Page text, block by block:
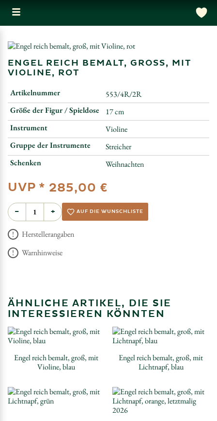
ENGEL REICH BEMALT, GROSS, MIT V
IOLINE, ROT
Artikelnummer
553/4R/2R
Größe der Figur / Spieldose
17 cm
Instrument
Violine
Gruppe der Instrumente
Streicher
Schenken
Weihnachten
UVP * 285,00 €
− + AUF DIE WUNSCHLISTE
Herstellerangaben
Warnhinweise
ÄHNLICHE ARTIKEL, DIE SIE
INTERESSIEREN KÖNNTEN
Engel reich bemalt, groß, mit
Violine, blau
Engel reich bemalt, groß, mit
Lichtnapf, blau